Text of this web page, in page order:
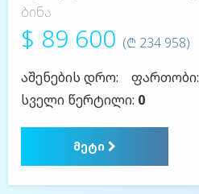
ბინა
$ 89 600 (₾ 234 958)
აშენების დრო:
ფართობი:
სველი წერტილი: 0
მეტი